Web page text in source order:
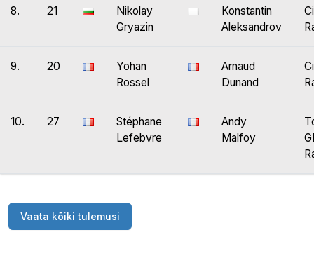
8. 21
Nikolay
Gryazin
Konstantin
Aleksandrov
9. 20
Yohan
Rossel
Arnaud
Dunand
10. 27
Stéphane
Lefebvre
Andy
Malfoy
Vaata kõiki tulemusi